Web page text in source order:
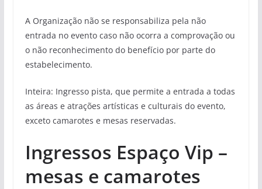
A Organização não se responsabiliza pela não
entrada no evento caso não ocorra a comprovação ou
o não reconhecimento do benefício por parte do
estabelecimento.
Inteira: Ingresso pista, que permite a entrada a todas
as áreas e atrações artísticas e culturais do evento,
exceto camarotes e mesas reservadas.
Ingressos Espaço Vip –
mesas e camarotes